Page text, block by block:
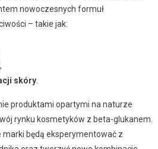
nowoczesnych formuł
– takie jak:
,
skóry.
produktami opartymi na naturze
rynku kosmetyków z beta-glukanem.
marki będą eksperymentować z